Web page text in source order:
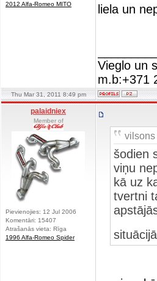
2012 Alfa-Romeo MITO
liela un
Vieglo un
m.b:+371
Thu Mar 31, 2011 8:49 pm
palaidniex
Member of
Pievienojies: 12 Jul 2006
Komentāri: 15407
Atrašanās vieta: Rīga
1996 Alfa-Romeo Spider
vilsons
šodien
viņu
kā uz
tvertni